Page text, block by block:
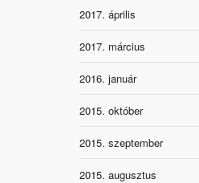
2017. április
2017. március
2016. január
2015. október
2015. szeptember
2015. augusztus